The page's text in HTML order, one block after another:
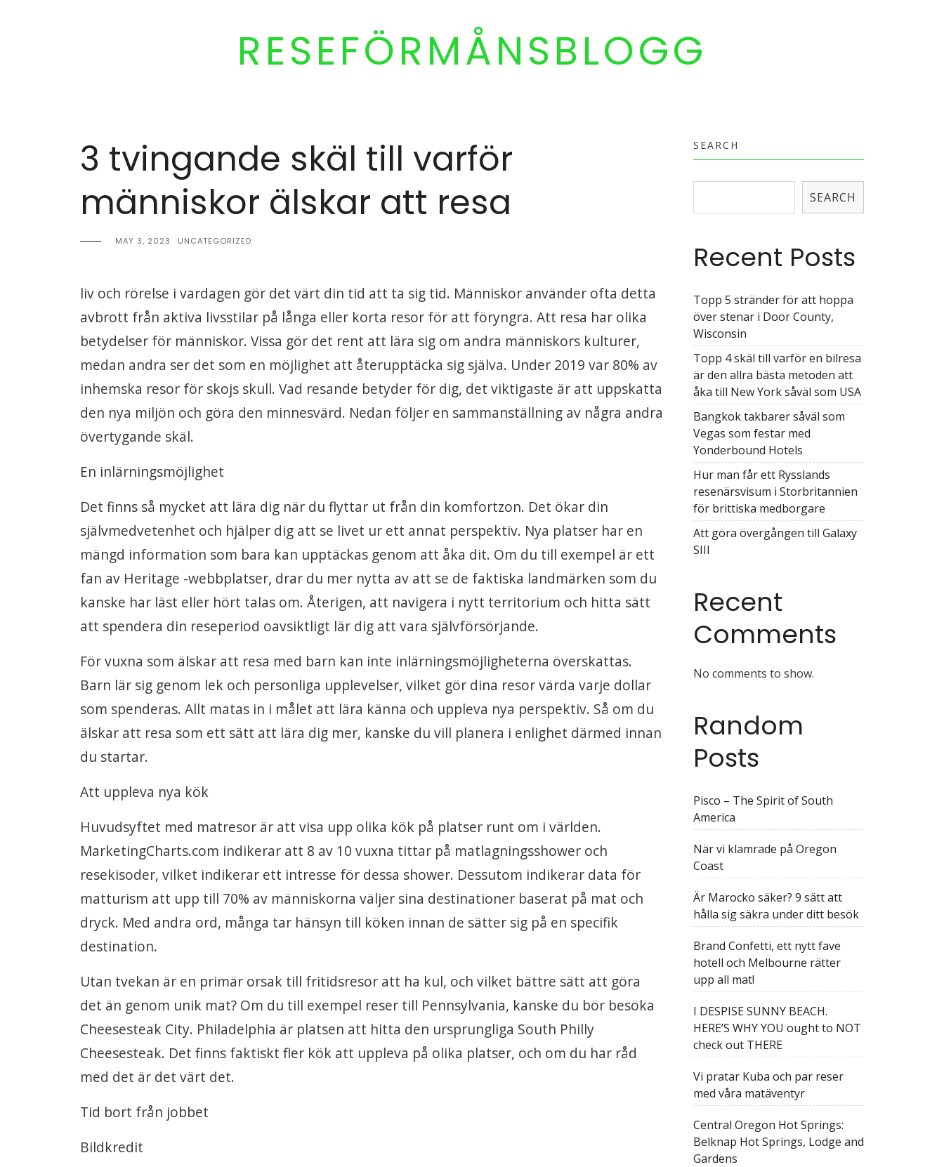
RESEFÖRMÅNSBLOGG
3 tvingande skäl till varför
människor älskar att resa
MAY 3, 2023 UNCATEGORIZED
liv och rörelse i vardagen gör det värt din tid att ta sig tid. Människor använder ofta detta
avbrott från aktiva livsstilar på långa eller korta resor för att föryngra. Att resa har olika
betydelser för människor. Vissa gör det rent att lära sig om andra människors kulturer,
medan andra ser det som en möjlighet att återupptäcka sig själva. Under 2019 var 80% av
inhemska resor för skojs skull. Vad resande betyder för dig, det viktigaste är att uppskatta
den nya miljön och göra den minnesvärd. Nedan följer en sammanställning av några andra
övertygande skäl.
En inlärningsmöjlighet
Det finns så mycket att lära dig när du flyttar ut från din komfortzon. Det ökar din
självmedvetenhet och hjälper dig att se livet ur ett annat perspektiv. Nya platser har en
mängd information som bara kan upptäckas genom att åka dit. Om du till exempel är ett
fan av Heritage -webbplatser, drar du mer nytta av att se de faktiska landmärken som du
kanske har läst eller hört talas om. Återigen, att navigera i nytt territorium och hitta sätt
att spendera din reseperiod oavsiktligt lär dig att vara självförsörjande.
För vuxna som älskar att resa med barn kan inte inlärningsmöjligheterna överskattas.
Barn lär sig genom lek och personliga upplevelser, vilket gör dina resor värda varje dollar
som spenderas. Allt matas in i målet att lära känna och uppleva nya perspektiv. Så om du
älskar att resa som ett sätt att lära dig mer, kanske du vill planera i enlighet därmed innan
du startar.
Att uppleva nya kök
Huvudsyftet med matresor är att visa upp olika kök på platser runt om i världen.
MarketingCharts.com indikerar att 8 av 10 vuxna tittar på matlagningsshower och
resekisoder, vilket indikerar ett intresse för dessa shower. Dessutom indikerar data för
matturism att upp till 70% av människorna väljer sina destinationer baserat på mat och
dryck. Med andra ord, många tar hänsyn till köken innan de sätter sig på en specifik
destination.
Utan tvekan är en primär orsak till fritidsresor att ha kul, och vilket bättre sätt att göra
det än genom unik mat? Om du till exempel reser till Pennsylvania, kanske du bör besöka
Cheesesteak City. Philadelphia är platsen att hitta den ursprungliga South Philly
Cheesesteak. Det finns faktiskt fler kök att uppleva på olika platser, och om du har råd
med det är det värt det.
Tid bort från jobbet
Bildkredit
SEARCH
SEARCH
Recent Posts
Topp 5 stränder för att hoppa
över stenar i Door County,
Wisconsin
Topp 4 skäl till varför en bilresa
är den allra bästa metoden att
åka till New York såväl som USA
Bangkok takbarer såväl som
Vegas som festar med
Yonderbound Hotels
Hur man får ett Rysslands
resenärsvisum i Storbritannien
för brittiska medborgare
Att göra övergången till Galaxy
SIII
Recent
Comments
No comments to show.
Random
Posts
Pisco – The Spirit of South
America
När vi klamrade på Oregon
Coast
Är Marocko säker? 9 sätt att
hålla sig säkra under ditt besök
Brand Confetti, ett nytt fave
hotell och Melbourne rätter
upp all mat!
I DESPISE SUNNY BEACH.
HERE’S WHY YOU ought to NOT
check out THERE
Vi pratar Kuba och par reser
med våra matäventyr
Central Oregon Hot Springs:
Belknap Hot Springs, Lodge and
Gardens